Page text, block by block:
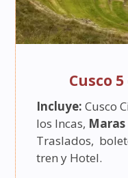
Cusco
Incluye: Cusco
los Incas,
Traslados,
tren y Hotel.